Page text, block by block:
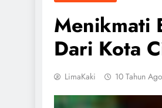
Menikmati
Dari Kota
LimaKaki 10 Tahun Ago